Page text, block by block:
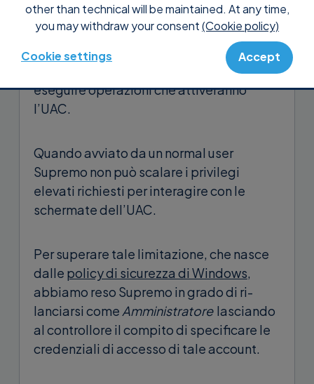
other than technical will be maintained. At any time,
you may withdraw your consent(Cookie policy)
Cookie settings Accept
Supremo è in grado di interagire con le
schermate dell’UAC e di avviarsi come
Amministratore
, funzionalità molto utile
se stai prestando supporto remoto e devi
eseguire operazioni che attiveranno
l’UAC.
Quando avviato da un normal user
Supremo non può scalare i privilegi
elevati richiesti per interagire con le
schermate dell’UAC.
Per superare tale limitazione, che nasce
dalle policy di sicurezza di Windows,
abbiamo reso Supremo in grado di ri-
lanciarsi come Amministratore lasciando
al controllore il compito di specificare le
credenziali di accesso di tale account.